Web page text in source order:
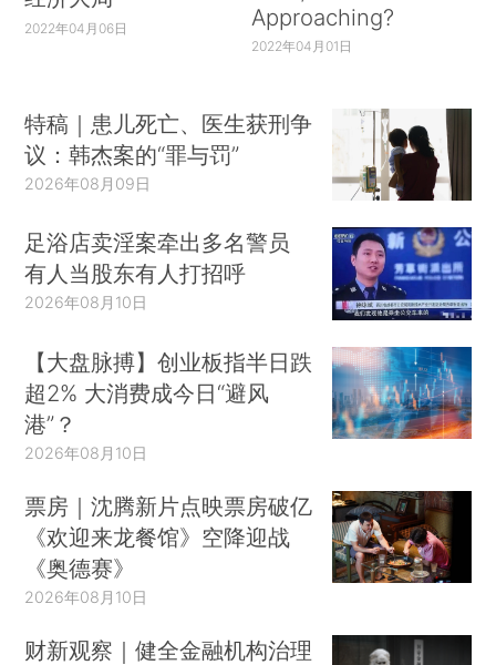
2022年04月06日
Approaching?
2022年04月01日
特稿｜患儿死亡、医生获刑争
议：韩杰案的“罪与罚”
2026年08月09日
足浴店卖淫案牵出多名警员
有人当股东有人打招呼
2026年08月10日
【大盘脉搏】创业板指半日跌
超2% 大消费成今日“避风
港”？
2026年08月10日
票房｜沈腾新片点映票房破亿
《欢迎来龙餐馆》空降迎战
《奥德赛》
2026年08月10日
财新观察｜健全金融机构治理